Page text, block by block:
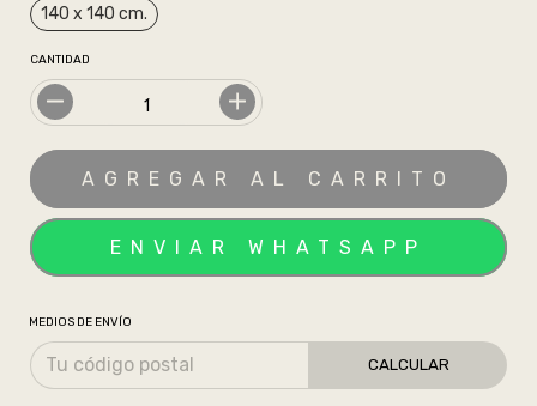
140 x 140 cm.
CANTIDAD
MEDIOS DE ENVÍO
CALCULAR